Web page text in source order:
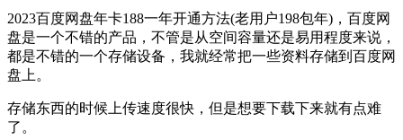
2023百度网盘年卡188一年开通方法(老用户198包年)，百度网
盘是一个不错的产品，不管是从空间容量还是易用程度来说，
都是不错的一个存储设备，我就经常把一些资料存储到百度网
盘上。
​存储东西的时候上传速度很快，但是想要下载下来就有点难
了。